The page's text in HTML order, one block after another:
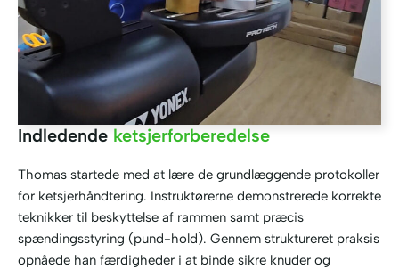
Indledende ketsjerforberedelse
Thomas startede med at lære de grundlæggende protokoller
for ketsjerhåndtering. Instruktørerne demonstrerede korrekte
teknikker til beskyttelse af rammen samt præcis
spændingsstyring (pund-hold). Gennem struktureret praksis
opnåede han færdigheder i at binde sikre knuder og